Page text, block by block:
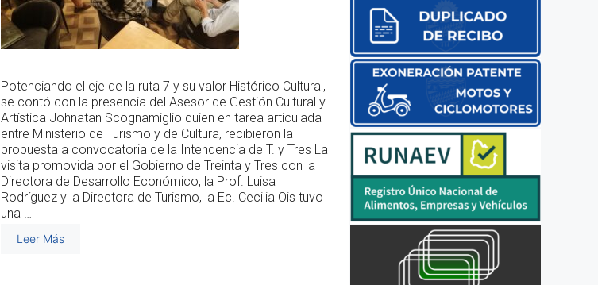
Potenciando el eje de la ruta 7 y su valor Histórico Cultural,
se contó con la presencia del Asesor de Gestión Cultural y
Artística Johnatan Scognamiglio quien en tarea articulada
entre Ministerio de Turismo y de Cultura, recibieron la
propuesta a convocatoria de la Intendencia de T. y Tres La
visita promovida por el Gobierno de Treinta y Tres con la
Directora de Desarrollo Económico, la Prof. Luisa
Rodríguez y la Directora de Turismo, la Ec. Cecilia Ois tuvo
una …
Leer Más